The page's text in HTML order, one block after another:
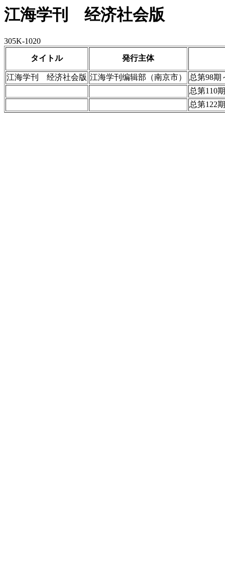
江海学刊 经济社会版
305K-1020
タイトル
発行主体
江海学刊 经济社会版 江海学刊编辑部（南京市）
总第98期
总第110
总第122